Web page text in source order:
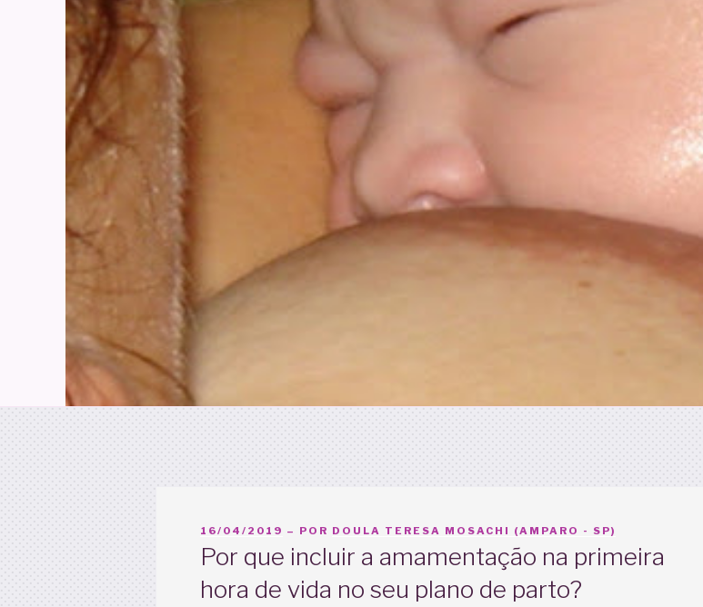
PUBLICADO
16/04/2019 – POR DOULA TERESA MOSACHI (AMPARO - SP)
Por que incluir a amamentação na primeira
hora de vida no seu plano de parto?